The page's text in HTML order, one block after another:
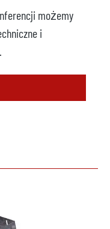
możemy
i